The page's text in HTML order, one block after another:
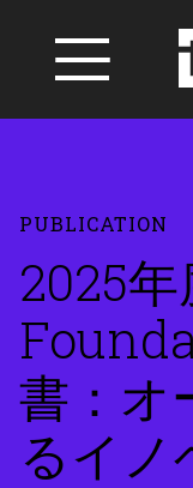
PUBLICATION
2025
書：オ
るイノ